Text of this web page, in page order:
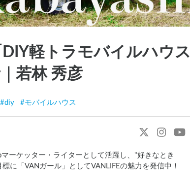
軽トラモバイルハウス
若林 秀彦
#diy #モバイルハウス
ーケッター・ライターとして活躍し、"好きなとき
に「VANガール」としてVANLIFEの魅力を発信中！